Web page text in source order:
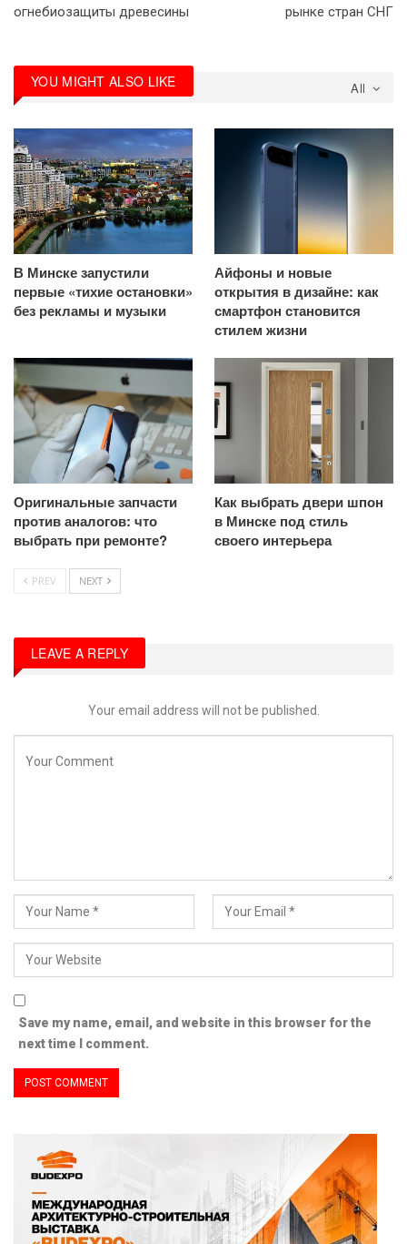
огнебиозащиты древесины
рынке стран СНГ
All
YOU MIGHT ALSO LIKE
В Минске запустили
первые «тихие остановки»
без рекламы и музыки
Айфоны и новые
открытия в дизайне: как
смартфон становится
стилем жизни
Оригинальные запчасти
против аналогов: что
выбрать при ремонте?
Как выбрать двери шпон
в Минске под стиль
своего интерьера
PREV NEXT
LEAVE A REPLY
Your email address will not be published.
Save my name, email, and website in this browser for the
next time I comment.